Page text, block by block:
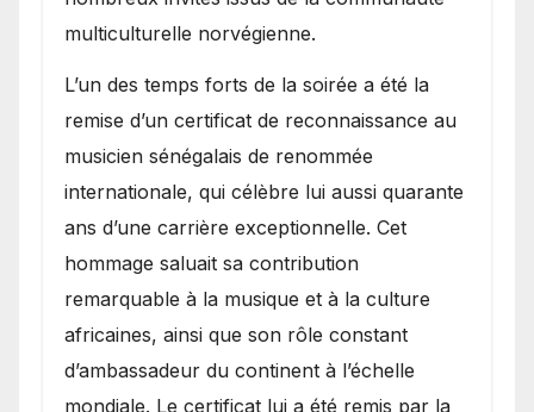
multiculturelle norvégienne.
​L’un des temps forts de la soirée a été la
remise d’un certificat de reconnaissance au
musicien sénégalais de renommée
internationale, qui célèbre lui aussi quarante
ans d’une carrière exceptionnelle. Cet
hommage saluait sa contribution
remarquable à la musique et à la culture
africaines, ainsi que son rôle constant
d’ambassadeur du continent à l’échelle
mondiale. Le certificat lui a été remis par la